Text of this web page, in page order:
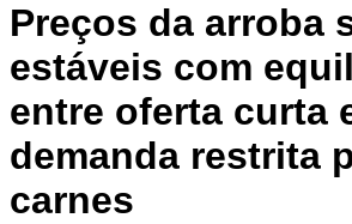
Preços da arroba
estáveis com
entre oferta curta
demanda restrita
carnes